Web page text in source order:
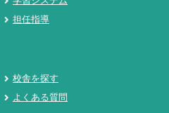
担任指導
校舎を探す
よくある質問